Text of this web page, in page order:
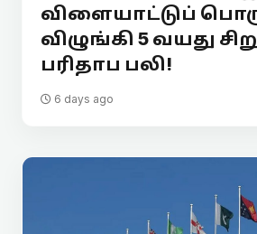
விளையாட்டுப்
விழுங்கி 5 வயது
பரிதாப பலி!
6 days ago